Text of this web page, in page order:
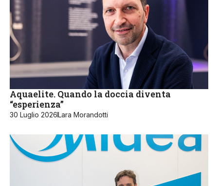
Aquaelite. Quando la doccia diventa
“esperienza”
30 Luglio 2026Lara Morandotti